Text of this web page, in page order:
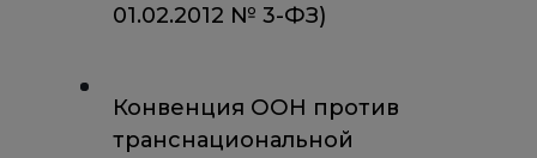
01.02.2012 № 3-ФЗ)
Конвенция ООН против
транснациональной